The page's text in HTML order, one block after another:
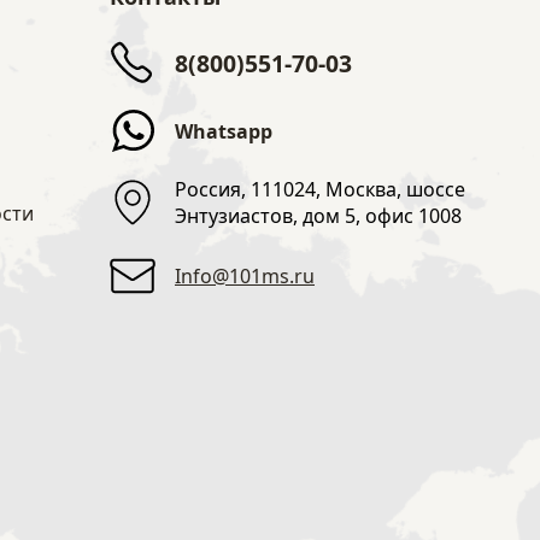
8(800)551-70-03
Whatsapp
Россия, 111024, Москва, шоссе
Энтузиастов, дом 5, офис 1008
Info@101ms.ru